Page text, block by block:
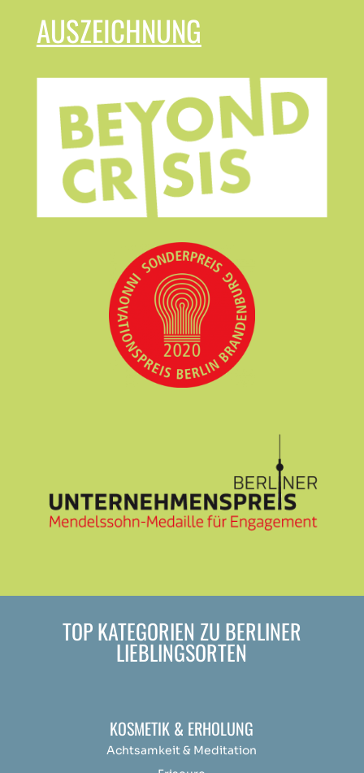
AUSZEICHNUNG
TOP KATEGORIEN ZU BERLINER
LIEBLINGSORTEN
KOSMETIK & ERHOLUNG
Achtsamkeit & Meditation